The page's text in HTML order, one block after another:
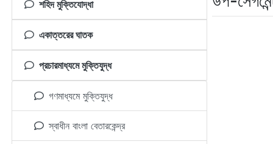
শহিদ মুক্তিযোদ্ধা
একাত্তরের ঘাতক
প্রচারমাধ্যমে মুক্তিযুদ্ধ
গণমাধ্যমে মুক্তিযুদ্ধ
স্বাধীন বাংলা বেতারকেন্দ্র